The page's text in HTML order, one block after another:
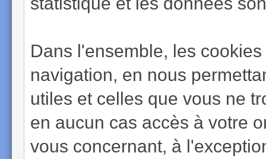
Dans l'ensemble, les
navigation, en nous
utiles et celles que vous ne
en aucun cas accès à votre
vous concernant, à